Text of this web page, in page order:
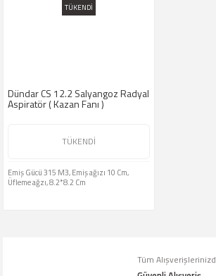
TÜKENDİ
Dündar CS 12.2 Salyangoz Radyal
Aspiratör ( Kazan Fanı )
TÜKENDİ
Emiş Gücü 315 M3, Emiş ağızı 10 Cm,
Üfleme ağzı, 8.2*8.2 Cm
Tüm